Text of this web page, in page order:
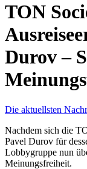
TON
Durov –
Die aktuellsten
Nachdem sich die
Pavel Durov für
Lobbygruppe nun
Meinungsfreiheit.